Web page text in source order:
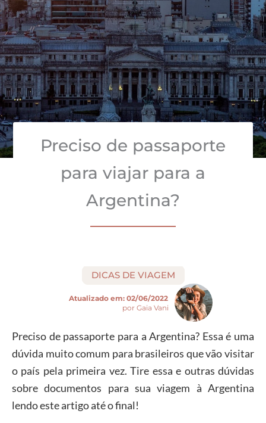
Preciso de passaporte
para viajar para a
Argentina?
DICAS DE VIAGEM
Atualizado em: 02/06/2022
por Gaia Vani
Preciso de passaporte para a Argentina? Essa é uma
dúvida muito comum para brasileiros que vão visitar
o país pela primeira vez. Tire essa e outras dúvidas
sobre documentos para sua viagem à Argentina
lendo este artigo até o final!